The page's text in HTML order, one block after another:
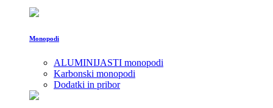
Monopodi
ALUMINIJASTI monopodi
Karbonski monopodi
Dodatki in pribor